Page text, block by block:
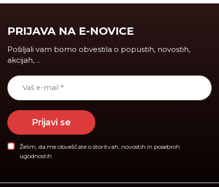
PRIJAVA NA E-NOVICE
Pošiljali vam bomo obvestila o popustih, novostih,
akcijah, ...
Prijavi se
Želim, da me obveščate o storitvah, novostih in posebnih
ugodnostih